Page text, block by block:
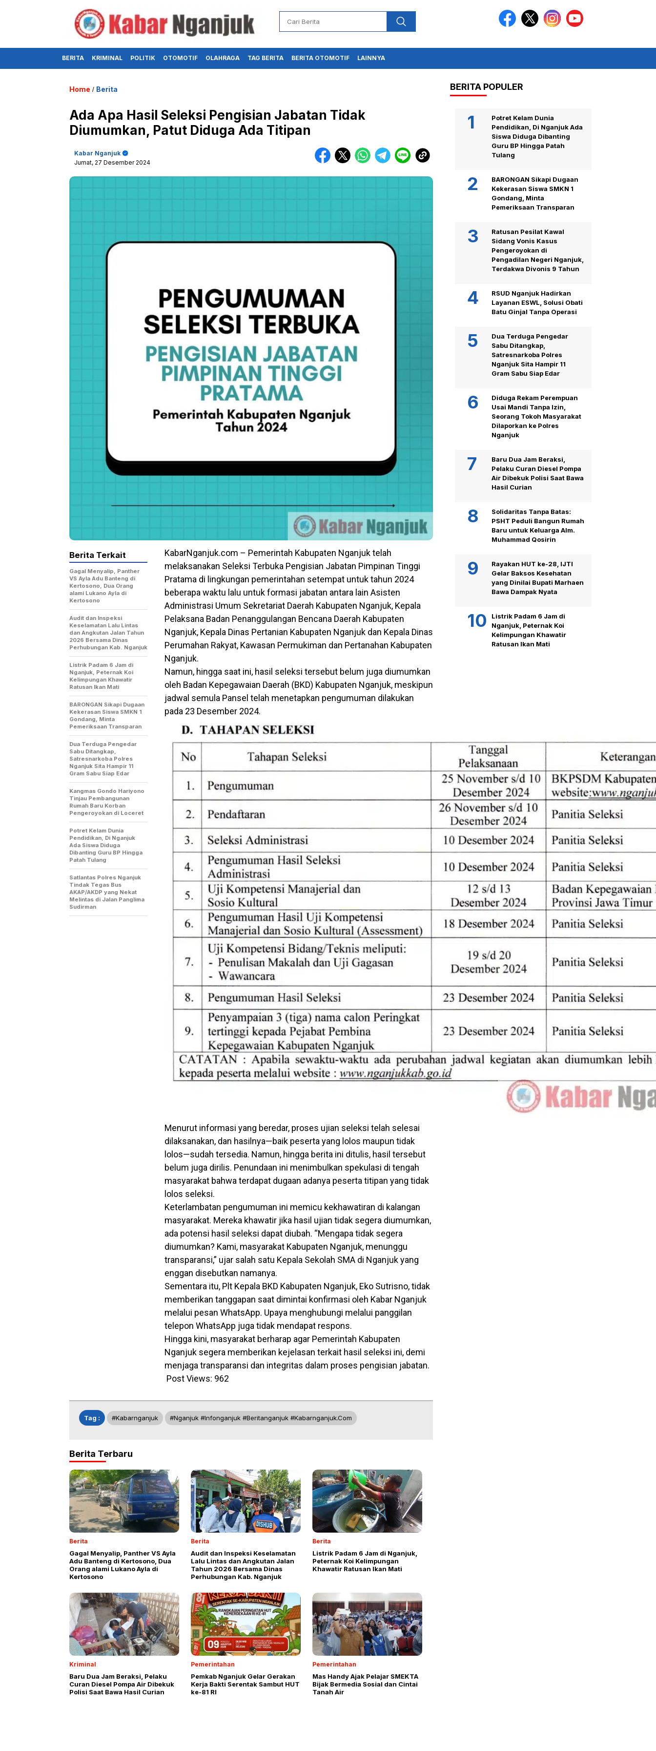
BERITA KRIMINAL POLITIK OTOMOTIF OLAHRAGA TAG BERITA BERITA OTOMOTIF LAINNYA
Home / Berita
Ada Apa Hasil Seleksi Pengisian Jabatan Tidak
Diumumkan, Patut Diduga Ada Titipan
Kabar Nganjuk
Jumat, 27 Desember 2024
KabarNganjuk.com – Pemerintah Kabupaten Nganjuk telah
melaksanakan Seleksi Terbuka Pengisian Jabatan Pimpinan Tinggi
Pratama di lingkungan pemerintahan setempat untuk tahun 2024
beberapa waktu lalu untuk formasi jabatan antara lain Asisten
Administrasi Umum Sekretariat Daerah Kabupaten Nganjuk, Kepala
Pelaksana Badan Penanggulangan Bencana Daerah Kabupaten
Nganjuk, Kepala Dinas Pertanian Kabupaten Nganjuk dan Kepala Dinas
Perumahan Rakyat, Kawasan Permukiman dan Pertanahan Kabupaten
Nganjuk.
Namun, hingga saat ini, hasil seleksi tersebut belum juga diumumkan
oleh Badan Kepegawaian Daerah (BKD) Kabupaten Nganjuk, meskipun
jadwal semula Pansel telah menetapkan pengumuman dilakukan
pada 23 Desember 2024.
Menurut informasi yang beredar, proses ujian seleksi telah selesai
dilaksanakan, dan hasilnya—baik peserta yang lolos maupun tidak
lolos—sudah tersedia. Namun, hingga berita ini ditulis, hasil tersebut
belum juga dirilis. Penundaan ini menimbulkan spekulasi di tengah
masyarakat bahwa terdapat dugaan adanya peserta titipan yang tidak
lolos seleksi.
Keterlambatan pengumuman ini memicu kekhawatiran di kalangan
masyarakat. Mereka khawatir jika hasil ujian tidak segera diumumkan,
ada potensi hasil seleksi dapat diubah. “Mengapa tidak segera
diumumkan? Kami, masyarakat Kabupaten Nganjuk, menunggu
transparansi,” ujar salah satu Kepala Sekolah SMA di Nganjuk yang
enggan disebutkan namanya.
Sementara itu, Plt Kepala BKD Kabupaten Nganjuk, Eko Sutrisno, tidak
memberikan tanggapan saat dimintai konfirmasi oleh Kabar Nganjuk
melalui pesan WhatsApp. Upaya menghubungi melalui panggilan
telepon WhatsApp juga tidak mendapat respons.
Hingga kini, masyarakat berharap agar Pemerintah Kabupaten
Nganjuk segera memberikan kejelasan terkait hasil seleksi ini, demi
menjaga transparansi dan integritas dalam proses pengisian jabatan.
Post Views: 962
Berita Terkait
Gagal Menyalip, Panther
VS Ayla Adu Banteng di
Kertosono, Dua Orang
alami Lukano Ayla di
Kertosono
Audit dan Inspeksi
Keselamatan Lalu Lintas
dan Angkutan Jalan Tahun
2026 Bersama Dinas
Perhubungan Kab. Nganjuk
Listrik Padam 6 Jam di
Nganjuk, Peternak Koi
Kelimpungan Khawatir
Ratusan Ikan Mati
BARONGAN Sikapi Dugaan
Kekerasan Siswa SMKN 1
Gondang, Minta
Pemeriksaan Transparan
Dua Terduga Pengedar
Sabu Ditangkap,
Satresnarkoba Polres
Nganjuk Sita Hampir 11
Gram Sabu Siap Edar
Kangmas Gondo Hariyono
Tinjau Pembangunan
Rumah Baru Korban
Pengeroyokan di Loceret
Potret Kelam Dunia
Pendidikan, Di Nganjuk
Ada Siswa Diduga
Dibanting Guru BP Hingga
Patah Tulang
Satlantas Polres Nganjuk
Tindak Tegas Bus
AKAP/AKDP yang Nekat
Melintas di Jalan Panglima
Sudirman
Tag : #kabarnganjuk #nganjuk #infonganjuk #beritanganjuk #kabarnganjuk.com
Berita Terbaru
Berita
Gagal Menyalip, Panther VS Ayla
Adu Banteng di Kertosono, Dua
Orang alami Lukano Ayla di
Kertosono
Berita
Audit dan Inspeksi Keselamatan
Lalu Lintas dan Angkutan Jalan
Tahun 2026 Bersama Dinas
Perhubungan Kab. Nganjuk
Berita
Listrik Padam 6 Jam di Nganjuk,
Peternak Koi Kelimpungan
Khawatir Ratusan Ikan Mati
Kriminal
Baru Dua Jam Beraksi, Pelaku
Curan Diesel Pompa Air Dibekuk
Polisi Saat Bawa Hasil Curian
Pemerintahan
Pemkab Nganjuk Gelar Gerakan
Kerja Bakti Serentak Sambut HUT
ke-81 RI
Pemerintahan
Mas Handy Ajak Pelajar SMEKTA
Bijak Bermedia Sosial dan Cintai
Tanah Air
BERITA POPULER
Potret Kelam Dunia
Pendidikan, Di Nganjuk Ada
Siswa Diduga Dibanting
Guru BP Hingga Patah
Tulang
BARONGAN Sikapi Dugaan
Kekerasan Siswa SMKN 1
Gondang, Minta
Pemeriksaan Transparan
Ratusan Pesilat Kawal
Sidang Vonis Kasus
Pengeroyokan di
Pengadilan Negeri Nganjuk,
Terdakwa Divonis 9 Tahun
RSUD Nganjuk Hadirkan
Layanan ESWL, Solusi Obati
Batu Ginjal Tanpa Operasi
Dua Terduga Pengedar
Sabu Ditangkap,
Satresnarkoba Polres
Nganjuk Sita Hampir 11
Gram Sabu Siap Edar
Diduga Rekam Perempuan
Usai Mandi Tanpa Izin,
Seorang Tokoh Masyarakat
Dilaporkan ke Polres
Nganjuk
Baru Dua Jam Beraksi,
Pelaku Curan Diesel Pompa
Air Dibekuk Polisi Saat Bawa
Hasil Curian
Solidaritas Tanpa Batas:
PSHT Peduli Bangun Rumah
Baru untuk Keluarga Alm.
Muhammad Qosirin
Rayakan HUT ke-28, IJTI
Gelar Baksos Kesehatan
yang Dinilai Bupati Marhaen
Bawa Dampak Nyata
Listrik Padam 6 Jam di
Nganjuk, Peternak Koi
Kelimpungan Khawatir
Ratusan Ikan Mati